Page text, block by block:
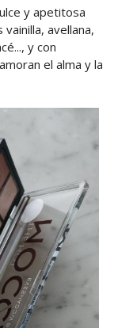
y apetitosa
avellana,
y con
el alma y la